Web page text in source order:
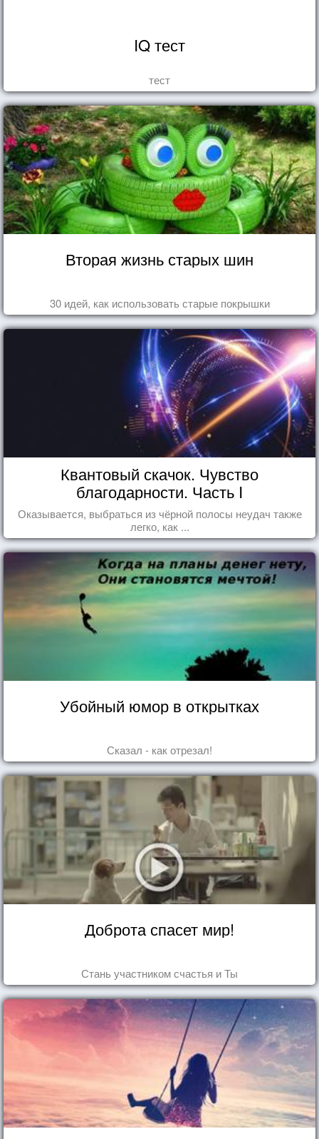
IQ тест
тест
Вторая жизнь старых шин
30 идей, как использовать старые покрышки
Квантовый скачок. Чувство
благодарности. Часть I
Оказывается, выбраться из чёрной полосы неудач также
легко, как ...
Убойный юмор в открытках
Сказал - как отрезал!
Доброта спасет мир!
Стань участником счастья и Ты